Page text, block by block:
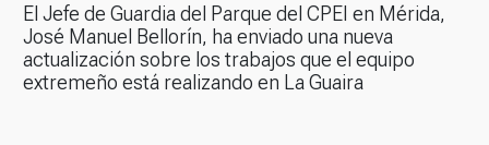
El Jefe de Guardia del Parque del CPEI en Mérida,
José Manuel Bellorín, ha enviado una nueva
actualización sobre los trabajos que el equipo
extremeño está realizando en La Guaira